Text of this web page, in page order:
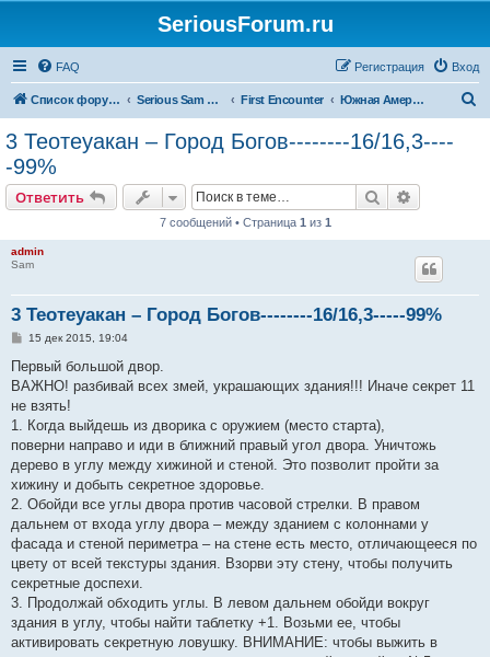
SeriousForum.ru
FAQ Вход
Регистрация
Список форумов Serious Sam Прохождения First Encounter Южная Америка
3 Теотеуакан – Город Богов--------16/16,3----
-99%
Ответить Поиск
7 сообщений • Страница 1 из 1
admin
Sam
3 Теотеуакан – Город Богов--------16/16,3-----99%
С
о
б
щ
е
и
е
15 дек 2015, 19:04
Первый большой двор.
ВАЖНО! разбивай всех змей, украшающих здания!!! Иначе секрет 11
не взять!
1. Когда выйдешь из дворика с оружием (место старта),
поверни направо и иди в ближний правый угол двора. Уничтожь
дерево в углу между хижиной и стеной. Это позволит пройти за
хижину и добыть секретное здоровье.
2. Обойди все углы двора против часовой стрелки. В правом
дальнем от входа углу двора – между зданием с колоннами у
фасада и стеной периметра – на стене есть место, отличающееся по
цвету от всей текстуры здания. Взорви эту стену, чтобы получить
секретные доспехи.
3. Продолжай обходить углы. В левом дальнем обойди вокруг
здания в углу, чтобы найти таблетку +1. Возьми ее, чтобы
активировать секретную ловушку. ВНИМАНИЕ: чтобы выжить в